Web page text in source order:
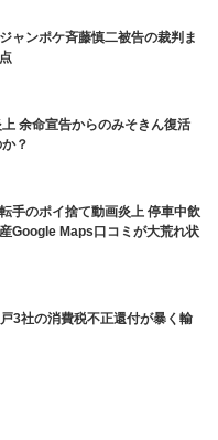
ャンポケ斉藤慎二被告の裁判ま
余命宣告からのみそきん復活
？
手のポイ捨て動画炎上 停車中飲
Google Maps口コミが大荒れ状
3社の消費税不正還付が暴く輸